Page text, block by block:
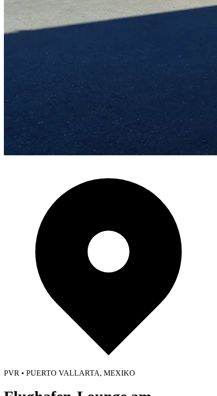
PVR • PUERTO VALLARTA, MEXIKO